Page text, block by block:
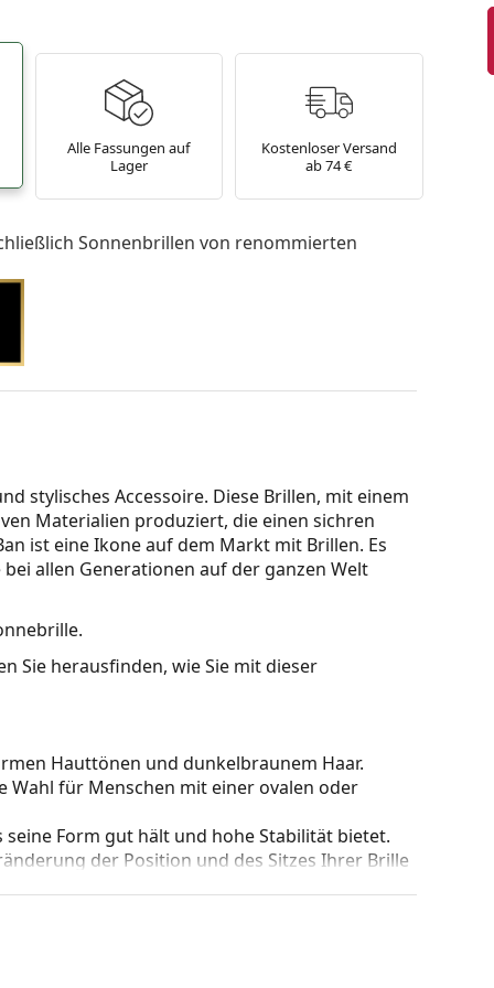
Alle Fassungen auf
Lager
Kostenloser Versand
ab 74 €
Sonnenbrillen von renommierten
stylisches Accessoire. Diese Brillen, mit einem
Materialien produziert, die einen sichren
ist eine Ikone auf dem Markt mit Brillen. Es
allen Generationen auf der ganzen Welt
Sie herausfinden, wie Sie mit dieser
Hauttönen und dunkelbraunem Haar.
Wahl für Menschen mit einer ovalen oder
Form gut hält und hohe Stabilität bietet.
der Position und des Sitzes Ihrer Brille